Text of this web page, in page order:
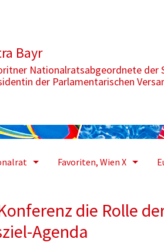
Bayr
Nationalratsabgeordnete der
der Parlamentarischen
Favoriten, Wien X
die Rolle
Agenda